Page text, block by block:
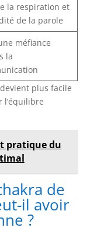
la respiration et
de la parole
méfiance
la
plus facile
l’équilibre
pratique du
de
il avoir
?